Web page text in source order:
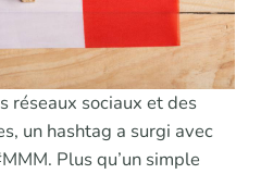
réseaux sociaux et des
un hashtag a surgi avec
Plus qu’un simple